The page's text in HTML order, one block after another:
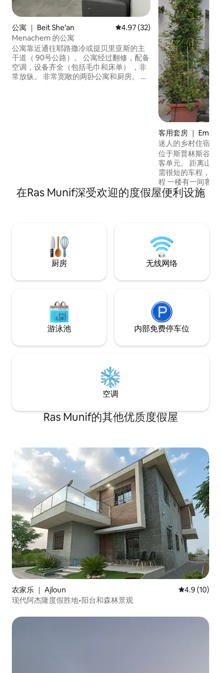
公寓 ｜ Beit She'an 平均评分 4.97 分（满分 5 分）
4.97 (32)
Menachem 的公寓
公寓靠近通往耶路撒冷或提贝里亚斯的主
干道（ 90号公路）。 公寓经过翻修，配备
空调，设备齐全（包括毛巾和床单） ，非
常放纵。 非常宽敞的两卧公寓和厨房。 公
客用套房 ｜ Emek
ot
迷人的乡村住宿单
位于斯普林斯谷
客单元。 距离山
需很短的车程，距
程 一楼有一间客
发，可通往另一张
一个设备齐全的厨
附近有免费停车位
可到达杂货店
在Ras Munif深受欢迎的度假屋便利设施
厨房 无线网络
游泳池 内部免费停车位
空调
Ras Munif的其他优质度假屋
农家乐 ｜ Ajloun 平均评分
4.9 (10)
现代阿杰隆度假胜地•阳台和森林景观